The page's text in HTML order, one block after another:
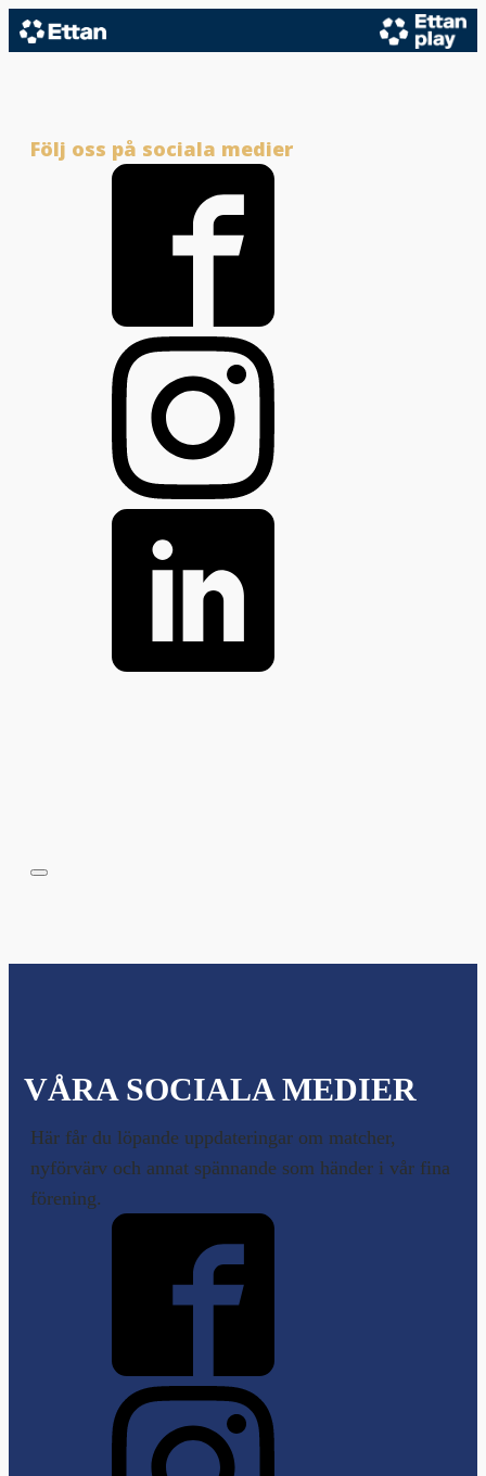
Följ oss på sociala medier
VÅRA SOCIALA MEDIER
Här får du löpande uppdateringar om matcher,
nyförvärv och annat spännande som händer i vår fina
förening.